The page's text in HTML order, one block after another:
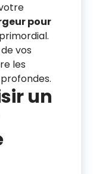
pour
vos
les
un